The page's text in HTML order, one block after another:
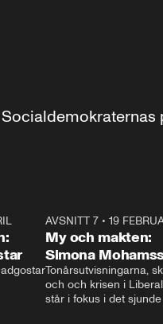
AVSNITT 7• 19
My och makten:
Simona
Tonårsutvisningarna,
och och krisen i
står i fokus i det sjunde